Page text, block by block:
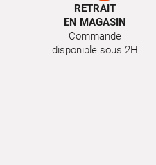
RETRAIT
EN MAGASIN
Commande
disponible sous 2H